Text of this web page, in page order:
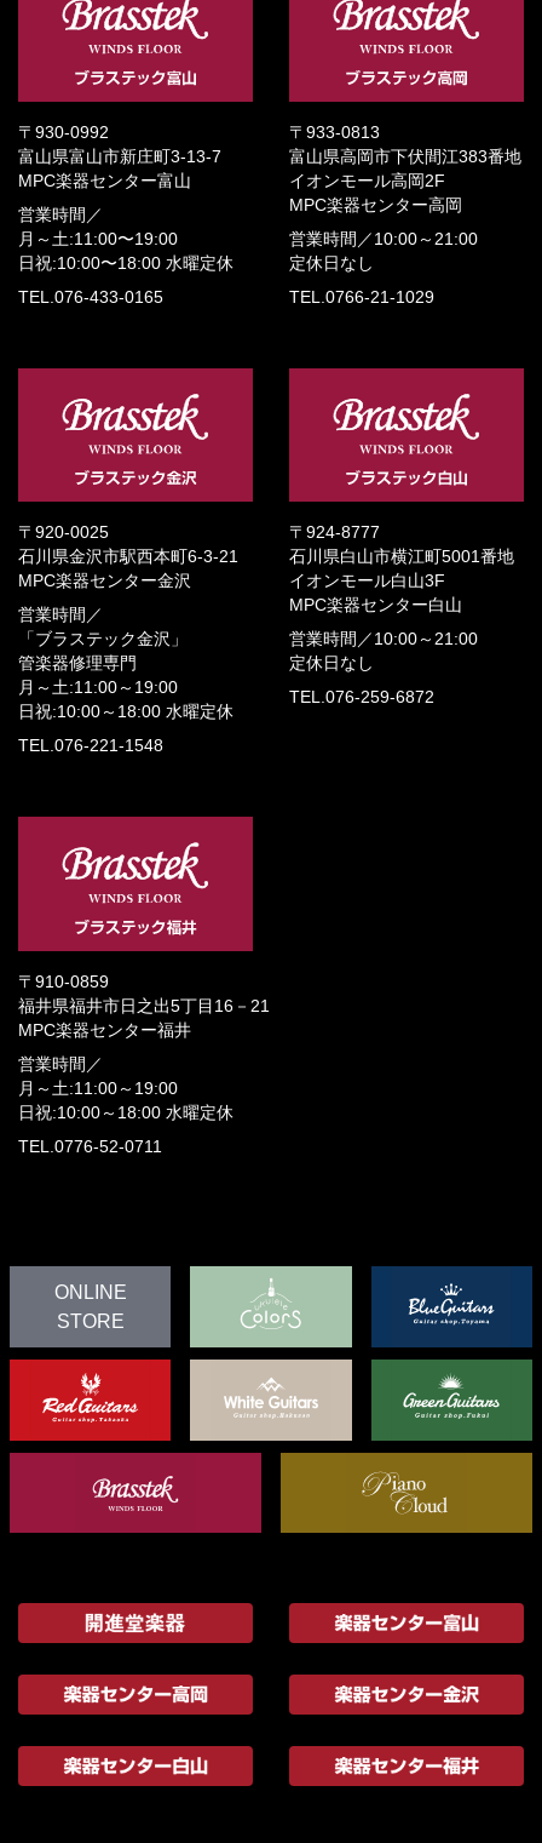
〒930-0992
富山県富山市新庄町3-13-7
MPC楽器センター富山
営業時間／
月～土:11:00〜19:00
日祝:10:00〜18:00 水曜定休
TEL.076-433-0165
〒933-0813
富山県高岡市下伏間江383番地
イオンモール高岡2F
MPC楽器センター高岡
営業時間／ 10:00～21:00
定休日なし
TEL.0766-21-1029
〒920-0025
石川県金沢市駅西本町6-3-21
MPC楽器センター金沢
営業時間／
「ブラステック金沢」
管楽器修理専門
月～土:11:00～19:00
日祝:10:00～18:00 水曜定休
TEL.076-221-1548
〒924-8777
石川県白山市横江町5001番地
イオンモール白山3F
MPC楽器センター白山
営業時間／ 10:00～21:00
定休日なし
TEL.076-259-6872
〒910-0859
福井県福井市日之出5丁目16－21
MPC楽器センター福井
営業時間／
月～土:11:00～19:00
日祝:10:00～18:00 水曜定休
TEL.0776-52-0711
ONLINE
STORE